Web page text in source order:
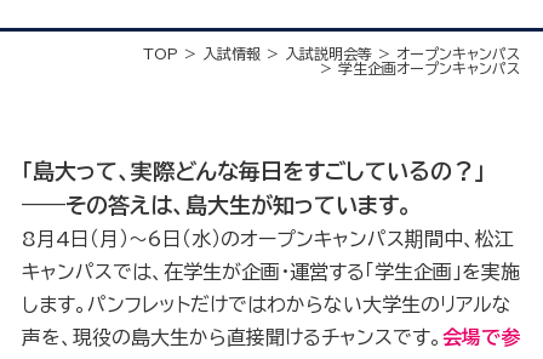
TOP 入試情報 入試説明会等
オープンキャンパス
学生企画オープンキャンパス
「島大って、実際どんな毎日をすごしているの？」
——その答えは、島大生が知っています。
8月4日（月）～6日（水）のオープンキャンパス期間中、松江
キャンパスでは、在学生が企画・運営する「学生企画」を実施
します。パンフレットだけではわからない大学生のリアルな
声を、現役の島大生から直接聞けるチャンスです。 会場で参